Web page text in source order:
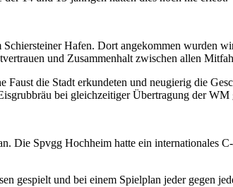
Hafen. Dort angekommen wurden
und Zusammenhalt zwischen allen
die Stadt erkundeten und neugierig die
bei gleichzeitiger Übertragung der WM
Die Spvgg Hochheim hatte ein internationales
gespielt und bei einem Spielplan jeder gegen